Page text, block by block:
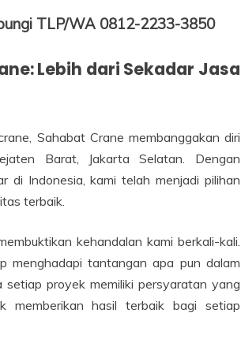
TLP/WA 0812-2233-3850
Lebih dari Sekadar Jasa
Sahabat Crane membanggakan diri
Barat, Jakarta Selatan. Dengan
di Indonesia, kami telah menjadi pilihan
terbaik.
kehandalan kami berkali-kali.
menghadapi tantangan apa pun dalam
setiap proyek memiliki persyaratan yang
memberikan hasil terbaik bagi setiap